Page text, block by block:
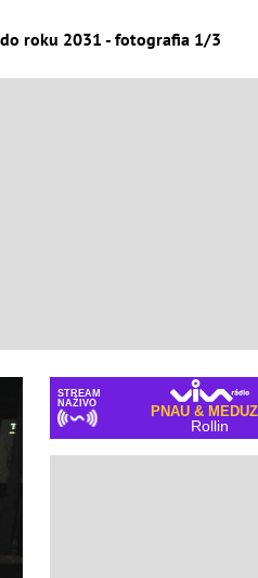
roku 2031 - fotografia 1/3
STREAM
NAŽIVO
PNAU &
Rollin